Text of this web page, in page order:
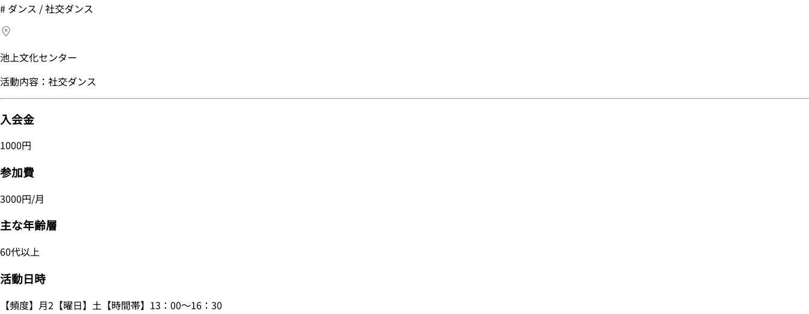
# ダンス / 社交ダンス
池上文化センター
活動内容：社交ダンス
入会金
1000円
参加費
3000円/月
主な年齢層
60代以上
活動日時
【頻度】月2【曜日】土【時間帯】13：00～16：30